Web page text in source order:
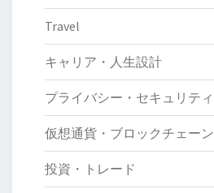
Travel
キャリア・人生設計
プライバシー・セキュリティ
仮想通貨・ブロックチェーン
投資・トレード